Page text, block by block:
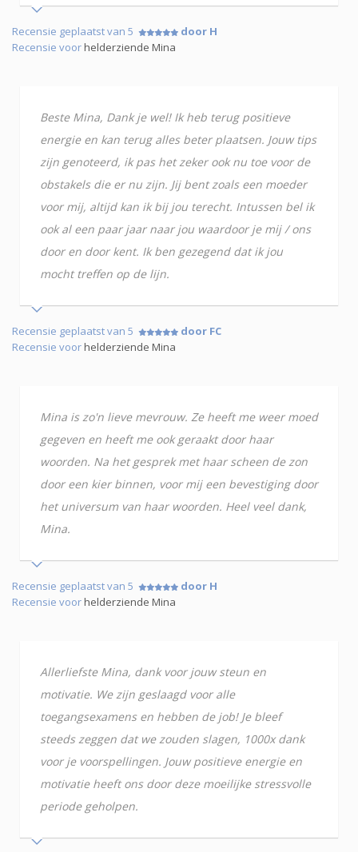
Recensie geplaatst van 5
door H
Recensie voorhelderziende Mina
Beste Mina, Dank je wel! Ik heb terug positieve
energie en kan terug alles beter plaatsen. Jouw tips
zijn genoteerd, ik pas het zeker ook nu toe voor de
obstakels die er nu zijn. Jij bent zoals een moeder
voor mij, altijd kan ik bij jou terecht. Intussen bel ik
ook al een paar jaar naar jou waardoor je mij / ons
door en door kent. Ik ben gezegend dat ik jou
mocht treffen op de lijn.
Recensie geplaatst van 5
door FC
Recensie voorhelderziende Mina
Mina is zo'n lieve mevrouw. Ze heeft me weer moed
gegeven en heeft me ook geraakt door haar
woorden. Na het gesprek met haar scheen de zon
door een kier binnen, voor mij een bevestiging door
het universum van haar woorden. Heel veel dank,
Mina.
Recensie geplaatst van 5
door H
Recensie voorhelderziende Mina
Allerliefste Mina, dank voor jouw steun en
motivatie. We zijn geslaagd voor alle
toegangsexamens en hebben de job! Je bleef
steeds zeggen dat we zouden slagen, 1000x dank
voor je voorspellingen. Jouw positieve energie en
motivatie heeft ons door deze moeilijke stressvolle
periode geholpen.